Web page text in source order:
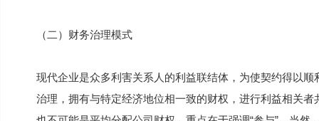
（二）财务治理模式
现代企业是众多利害关系人的利益联结体，为使契约得以
治理，拥有与特定经济地位相一致的财权，进行利益相关